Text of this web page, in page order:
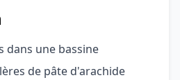
dans une bassine
de pâte d'arachide